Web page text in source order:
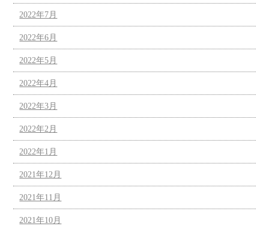
2022年7月
2022年6月
2022年5月
2022年4月
2022年3月
2022年2月
2022年1月
2021年12月
2021年11月
2021年10月